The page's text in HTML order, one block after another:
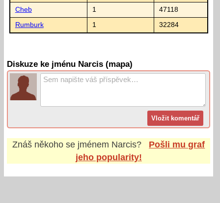
Cheb 1 47118
Rumburk 1 32284
Diskuze ke jménu Narcis (mapa)
Znáš někoho se jménem Narcis?
Pošli mu graf
jeho popularity!